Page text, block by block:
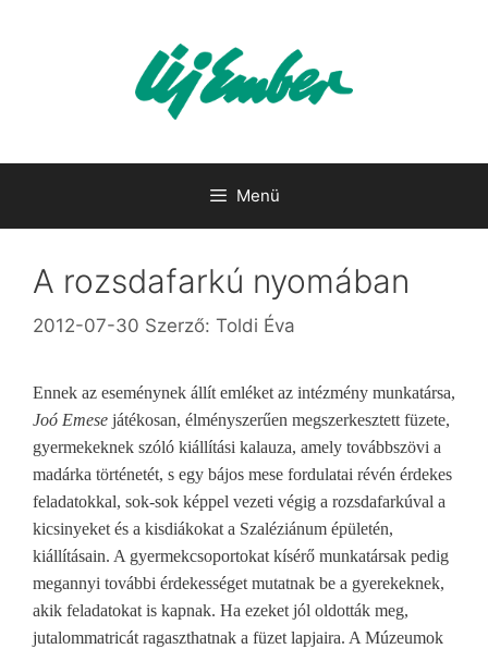
Menü
A rozsdafarkú nyomában
2012-07-30 Szerző: Toldi Éva
Ennek az eseménynek állít emléket az intézmény munkatársa,
Joó Emese játékosan, élményszerűen megszerkesztett füzete,
gyermekeknek szóló kiállítási kalauza, amely továbbszövi a
madárka történetét, s egy bájos mese fordulatai révén érdekes
feladatokkal, sok-sok képpel vezeti végig a rozsdafarkúval a
kicsinyeket és a kisdiákokat a Szaléziánum épületén,
kiállításain. A gyermekcsoportokat kísérő munkatársak pedig
megannyi további érdekességet mutatnak be a gyerekeknek,
akik feladatokat is kapnak. Ha ezeket jól oldották meg,
jutalommatricát ragaszthatnak a füzet lapjaira. A Múzeumok